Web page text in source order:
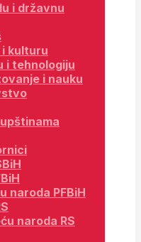
i državnu
kulturu
i tehnologiju
i nauku
naroda PFBiH
naroda RS